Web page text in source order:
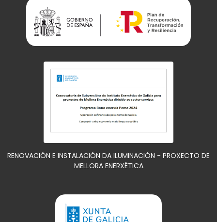
RENOVACIÓN E INSTALACIÓN DA ILUMINACIÓN - PROXECTO DE
MELLORA ENERXÉTICA